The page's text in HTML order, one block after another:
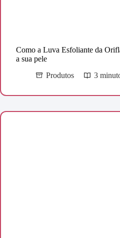
Como a Luva Esfoliante da
a sua pele
Produtos
3